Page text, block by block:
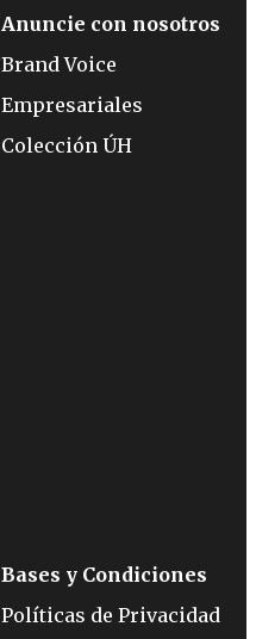
Anuncie con nosotros
Brand Voice
Empresariales
Colección ÚH
Bases y Condiciones
Políticas de Privacidad